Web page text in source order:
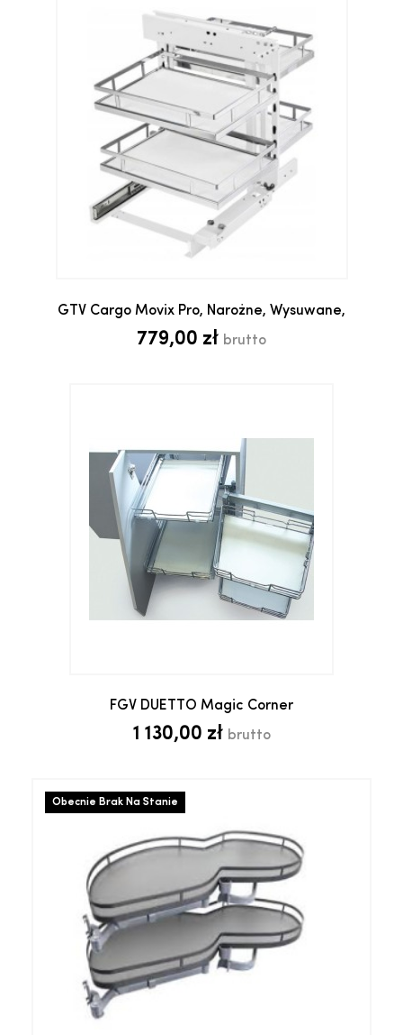
GTV Cargo Movix Pro, Narożne, Wysuwane,
779,00 zł brutto
FGV DUETTO Magic Corner
1 130,00 zł brutto
Obecnie Brak Na Stanie